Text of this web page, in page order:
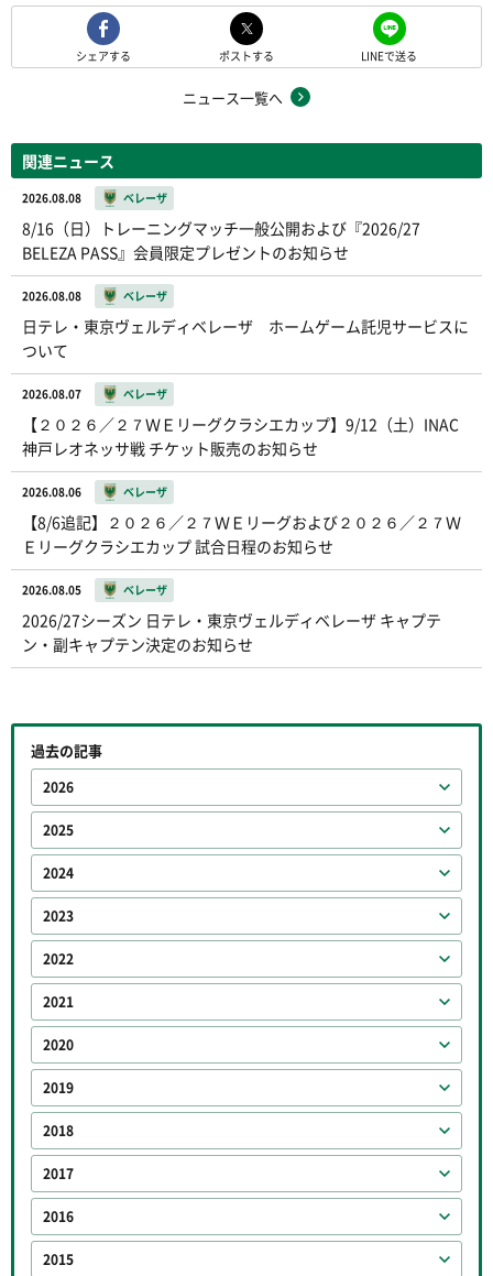
シェアする ポストする LINEで送る
ニュース一覧へ
関連ニュース
2026.08.08 ベレーザ
8/16（日）トレーニングマッチ一般公開および『2026/27
BELEZA PASS』会員限定プレゼントのお知らせ
2026.08.08 ベレーザ
日テレ・東京ヴェルディベレーザ ホームゲーム託児サービスに
ついて
2026.08.07 ベレーザ
【２０２６／２７ＷＥリーグクラシエカップ】9/12（土）INAC
神戸レオネッサ戦 チケット販売のお知らせ
2026.08.06 ベレーザ
【8/6追記】２０２６／２７ＷＥリーグおよび２０２６／２７Ｗ
Ｅリーグクラシエカップ 試合日程のお知らせ
2026.08.05 ベレーザ
2026/27シーズン 日テレ・東京ヴェルディベレーザ キャプテ
ン・副キャプテン決定のお知らせ
過去の記事
2026
2025
2024
2023
2022
2021
2020
2019
2018
2017
2016
2015